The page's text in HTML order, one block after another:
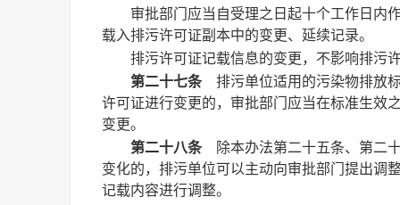
审批部门应当自受理之日起十个工作日内
载入排污许可证副本中的变更、延续记录。
排污许可证记载信息的变更，不影响排污
第二十七条排污单位适用的污染物排放标
许可证进行变更的，审批部门应当在标准生效
变更。
第二十八条除本办法第二十五条、第二十
变化的，排污单位可以主动向审批部门提出调
记载内容进行调整。